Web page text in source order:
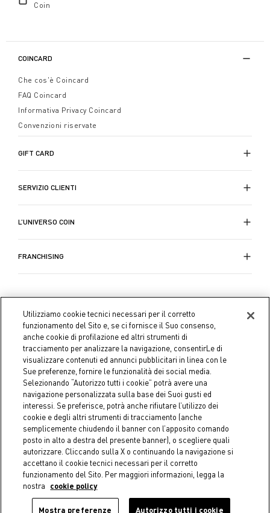
Coin
COINCARD
Che cos'è Coincard
FAQ Coincard
Informativa Privacy Coincard
Convenzioni riservate
GIFT CARD
SERVIZIO CLIENTI
L’UNIVERSO COIN
FRANCHISING
Coin S.p.A. C.F./P.IVA 04391480276, capitale sociale 10.123.282,23
Euro i.v.
Dati aziendali Cookie Policy Informativa Privacy
Utilizziamo cookie tecnici necessari per il corretto
funzionamento del Sito e, se ci fornisce il Suo consenso,
anche cookie di profilazione ed altri strumenti di
tracciamento per analizzare la navigazione, consentirLe di
visualizzare contenuti ed annunci pubblicitari in linea con le
Sue preferenze, fornire le funzionalità dei social media.
Selezionando “Autorizzo tutti i cookie” potrà avere una
navigazione personalizzata sulla base dei Suoi gusti ed
interessi. Se preferisce, potrà anche rifiutare l’utilizzo dei
cookie e degli altri strumenti di tracciamento (anche
semplicemente chiudendo il banner con l’apposito comando
posto in alto a destra del presente banner), o scegliere quali
autorizzare. Cliccando sulla X o continuando la navigazione si
accettano il cookie tecnici necessari per il corretto
funzionamento del Sito. Per maggiori informazioni, legga la
nostra
cookie policy
Mostra preferenze Autorizzo tutti i cookie